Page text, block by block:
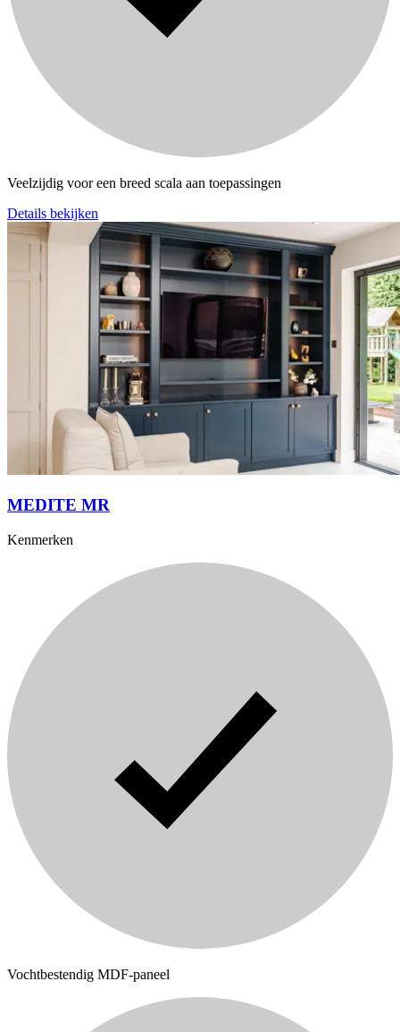
Veelzijdig voor een breed scala aan toepassingen
Details bekijken
MEDITE MR
Kenmerken
Vochtbestendig MDF-paneel